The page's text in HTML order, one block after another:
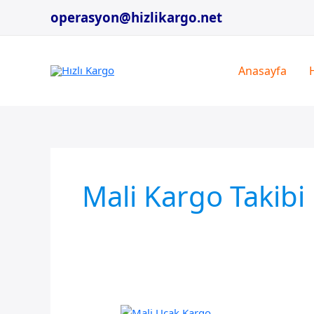
operasyon@hizlikargo.net
Anasayfa
Mali Kargo Takibi